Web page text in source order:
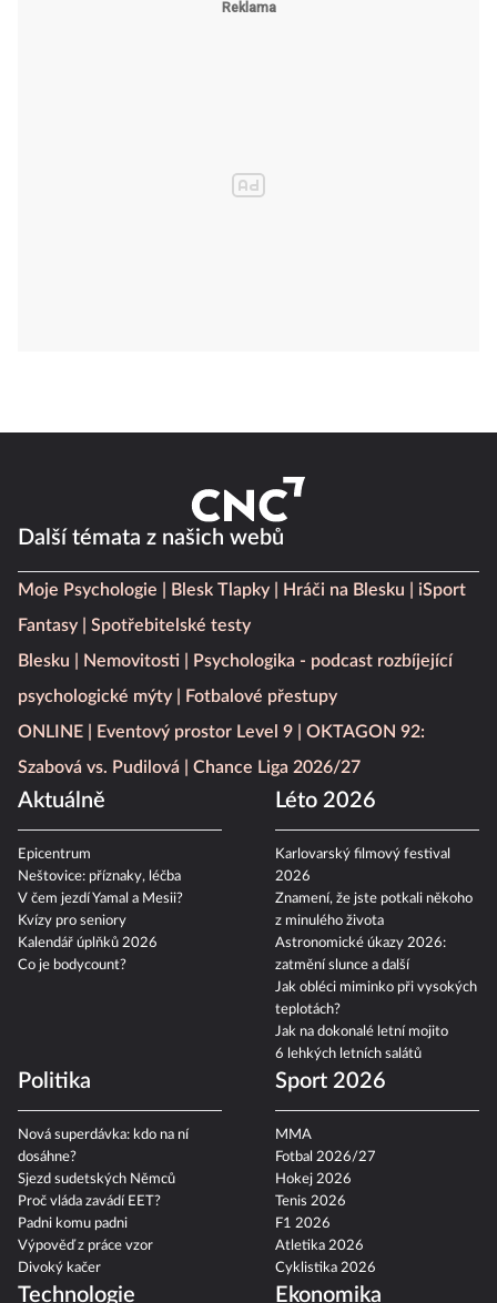
Další témata z našich webů
Moje Psychologie Blesk Tlapky Hráči na Blesku
iSport
Fantasy
Spotřebitelské testy
Blesku
Nemovitosti
Psychologika - podcast rozbíjející
psychologické mýty
Fotbalové přestupy
ONLINE
Eventový prostor Level 9
OKTAGON 92:
Szabová vs. Pudilová
Chance Liga 2026/27
Aktuálně
Epicentrum
Neštovice: příznaky, léčba
V čem jezdí Yamal a Mesii?
Kvízy pro seniory
Kalendář úplňků 2026
Co je bodycount?
Léto 2026
Karlovarský filmový festival
2026
Znamení, že jste potkali někoho
z minulého života
Astronomické úkazy 2026:
zatmění slunce a další
Jak obléci miminko při vysokých
teplotách?
Jak na dokonalé letní mojito
6 lehkých letních salátů
Politika
Nová superdávka: kdo na ní
dosáhne?
Sjezd sudetských Němců
Proč vláda zavádí EET?
Padni komu padni
Výpověď z práce vzor
Divoký kačer
Sport 2026
MMA
Fotbal 2026/27
Hokej 2026
Tenis 2026
F1 2026
Atletika 2026
Cyklistika 2026
Technologie Ekonomika